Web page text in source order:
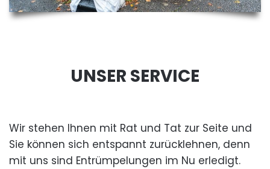
UNSER SERVICE
Wir stehen Ihnen mit Rat und Tat zur Seite und
Sie können sich entspannt zurücklehnen, denn
mit uns sind Entrümpelungen im Nu erledigt.